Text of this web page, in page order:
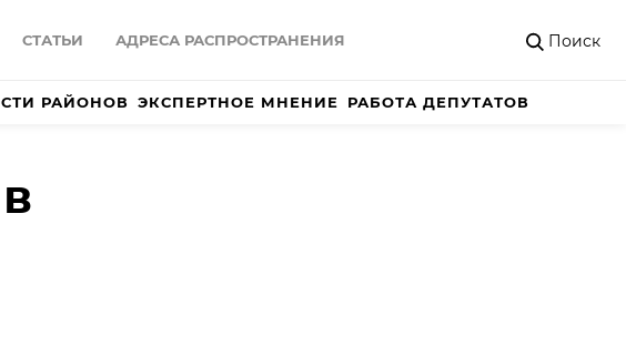
СТАТЬИ АДРЕСА РАСПРОСТРАНЕНИЯ Поиск
РАЙОНОВ ЭКСПЕРТНОЕ МНЕНИЕ РАБОТА ДЕПУТАТОВ